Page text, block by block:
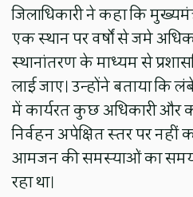
जिलाधिकारी ने कहा कि
एक स्थान पर वर्षों से जमे
स्थानांतरण के माध्यम से
लाई जाए। उन्होंने बताया कि
में कार्यरत कुछ अधिकारी और
निर्वहन अपेक्षित स्तर पर
आमजन की समस्याओं का समय
रहा था।